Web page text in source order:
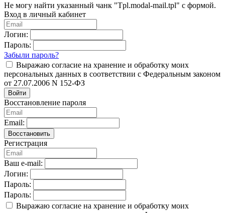
Не могу найти указанный чанк "Tpl.modal-mail.tpl" с формой.
Вход в личный кабинет
Логин:
Пароль:
Забыли пароль?
Выражаю согласие на хранение и обработку моих
персональных данных в соответствии с Федеральным законом
от 27.07.2006 N 152-ФЗ
Войти
Восстановление пароля
Email:
Восстановить
Регистрация
Ваш e-mail:
Логин:
Пароль:
Пароль:
Выражаю согласие на хранение и обработку моих